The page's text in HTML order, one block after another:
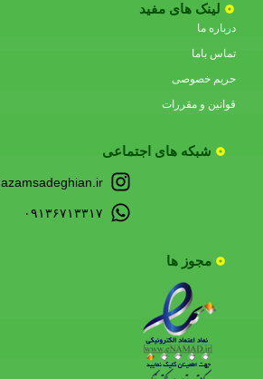
لینک های مفید
درباره ما
تماس باما
حریم خصوصی
قوانین و مقررات
شبکه های اجتماعی
azamsadeghian.ir@
۰۹۱۳۶۷۱۳۳۱۷
مجوز ها